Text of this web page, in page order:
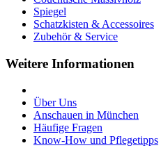
Spiegel
Schatzkisten & Accessoires
Zubehör & Service
Weitere Informationen
Über Uns
Anschauen in München
Häufige Fragen
Know-How und Pflegetipps